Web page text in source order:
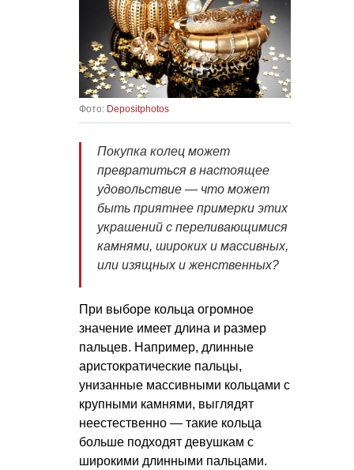
Фото: Depositphotos
Покупка колец может
превратиться в настоящее
удовольствие — что может
быть приятнее примерки этих
украшений с переливающимися
камнями, широких и массивных,
или изящных и женственных?
При выборе кольца огромное
значение имеет длина и размер
пальцев. Например, длинные
аристократические пальцы,
унизанные массивными кольцами с
крупными камнями, выглядят
неестественно — такие кольца
больше подходят девушкам с
широкими длинными пальцами.